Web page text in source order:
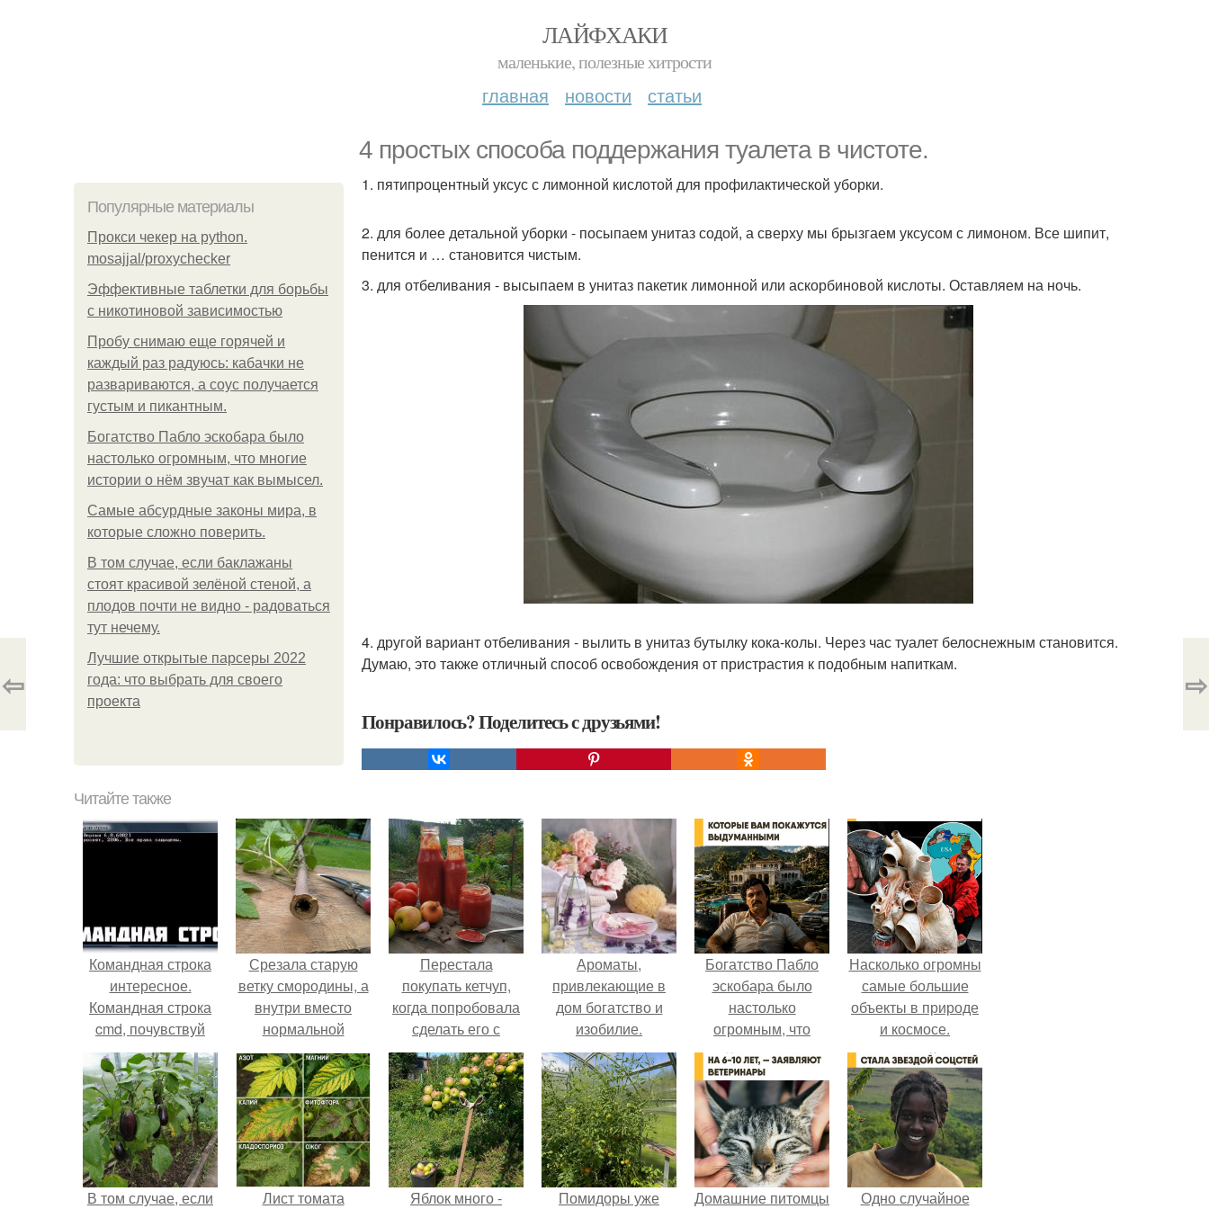
ЛАЙФХАКИ
маленькие, полезные хитрости
главная новости статьи
4 простых способа поддержания туалета в чистоте.
Популярные материалы
Прокси чекер на python.
mosajjal/proxychecker
Эффективные таблетки для борьбы
с никотиновой зависимостью
Пробу снимаю еще горячей и
каждый раз радуюсь: кабачки не
развариваются, а соус получается
густым и пикантным.
Богатство Пабло эскобара было
настолько огромным, что многие
истории о нём звучат как вымысел.
Самые абсурдные законы мира, в
которые сложно поверить.
В том случае, если баклажаны
стоят красивой зелёной стеной, а
плодов почти не видно - радоваться
тут нечему.
Лучшие открытые парсеры 2022
года: что выбрать для своего
проекта
1. пятипроцентный уксус с лимонной кислотой для профилактической уборки.
2. для более детальной уборки - посыпаем унитаз содой, а сверху мы брызгаем уксусом с лимоном. Все шипит,
пенится и … становится чистым.
3. для отбеливания - высыпаем в унитаз пакетик лимонной или аскорбиновой кислоты. Оставляем на ночь.
4. другой вариант отбеливания - вылить в унитаз бутылку кока-колы. Через час туалет белоснежным становится.
Думаю, это также отличный способ освобождения от пристрастия к подобным напиткам.
Понравилось? Поделитесь с друзьями!
⇦ ⇨
Читайте также
Командная строка
интересное.
Командная строка
cmd, почувствуй
себя хакером.
Срезала старую
ветку смородины, а
внутри вместо
нормальной
светлой
сердцевины
оказалась чёрная
пустота.
Перестала
покупать кетчуп,
когда попробовала
сделать его с
яблоками.
Ароматы,
привлекающие в
дом богатство и
изобилие.
Богатство Пабло
эскобара было
настолько
огромным, что
многие истории о
нём звучат как
вымысел.
Насколько огромны
самые большие
объекты в природе
и космосе.
В том случае, если Лист томата Яблок много - Помидоры уже Домашние питомцы Одно случайное